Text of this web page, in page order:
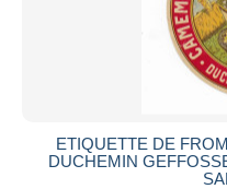
ETIQUETTE DE
DUCHEMIN